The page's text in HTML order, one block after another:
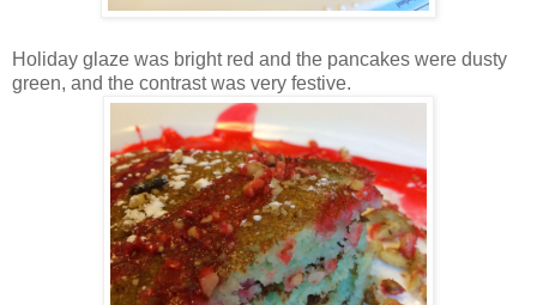
Holiday glaze was bright red and the pancakes were dusty
green, and the contrast was very festive.